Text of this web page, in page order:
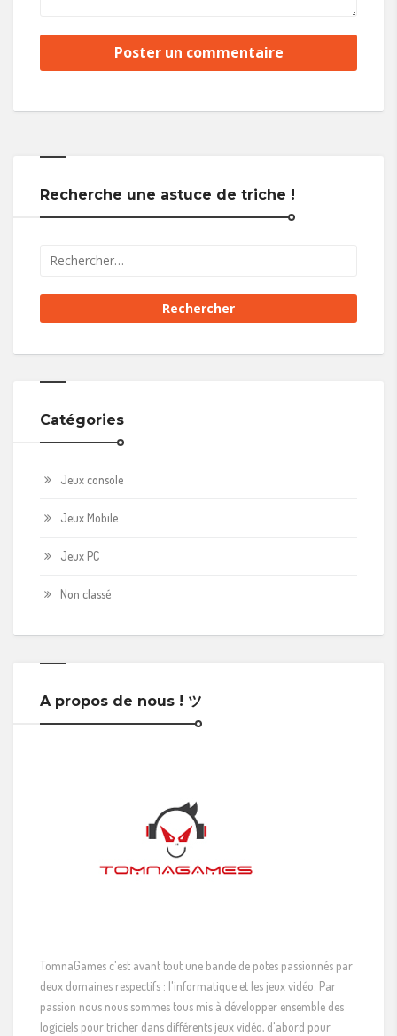
Recherche une astuce de triche !
Catégories
Jeux console
Jeux Mobile
Jeux PC
Non classé
A propos de nous ! ツ
TomnaGames c'est avant tout une bande de potes passionnés par
deux domaines respectifs : l'informatique et les jeux vidéo. Par
passion nous nous sommes tous mis à développer ensemble des
logiciels pour tricher dans différents jeux vidéo, d'abord pour